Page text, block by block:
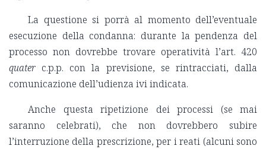
La questione si porrà al momento dell’eventuale
esecuzione della condanna: durante la pendenza del
processo non dovrebbe trovare operatività l’art. 420
quater c.p.p. con la previsione, se rintracciati, dalla
comunicazione dell’udienza ivi indicata.
Anche questa ripetizione dei processi (se mai
saranno celebrati), che non dovrebbero subire
l’interruzione della prescrizione, per i reati (alcuni sono